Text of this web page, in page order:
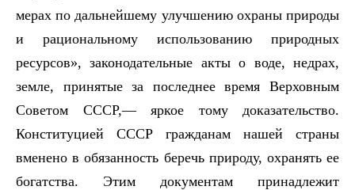
мерах по дальнейшему улучшению охраны природы
и рациональному использованию природных
ресурсов», законодательные акты о воде, недрах,
земле, принятые за последнее время Верховным
Советом СССР,— яркое тому доказательство.
Конституцией СССР гражданам нашей страны
вменено в обязанность беречь природу, охранять ее
богатства. Этим документам принадлежит